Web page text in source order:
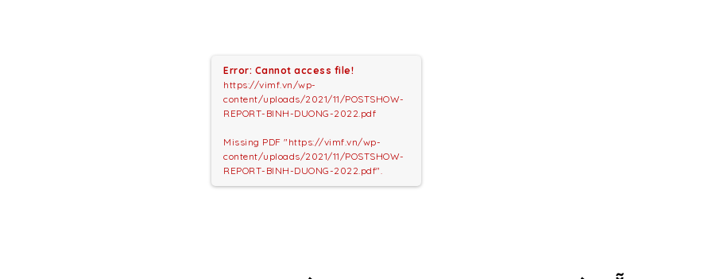
Error: Cannot access file!
https://vimf.vn/wp-
content/uploads/2021/11/POSTSHOW-
REPORT-BINH-DUONG-2022.pdf
Missing PDF "https://vimf.vn/wp-
content/uploads/2021/11/POSTSHOW-
REPORT-BINH-DUONG-2022.pdf".